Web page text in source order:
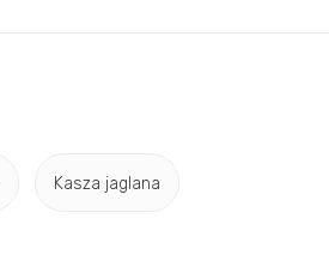
Kasza jaglana